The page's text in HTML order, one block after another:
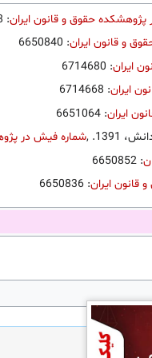
حقوق و قانون ایران: 328768
و قانون ایران: 6650840
ایران: 6714680
ایران: 6714668
ایران: 6651064
,شماره فیش در
: 6650852
ایران: 6650836